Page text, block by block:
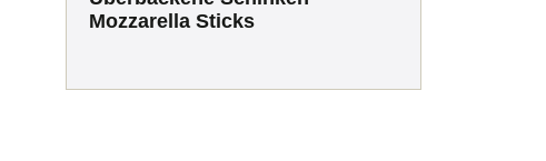
Mozzarella Sticks